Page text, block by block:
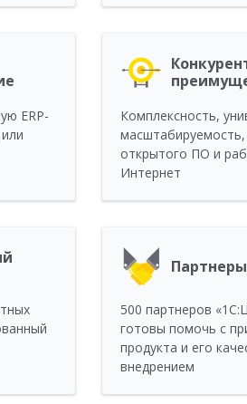
ERP-
Комплексность,
открытого ПО и
Интернет
Партнеры
500 партнеров
готовы помочь с
продукта и его
внедрением